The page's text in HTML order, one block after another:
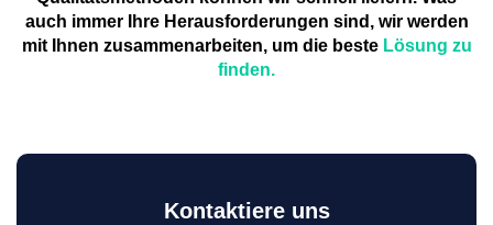
auch immer Ihre Herausforderungen sind, wir werden
mit Ihnen zusammenarbeiten, um die beste Lösung zu
finden.
Kontaktiere uns